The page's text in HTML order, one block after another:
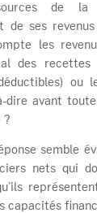
de la
de ses
les
des recettes
ou
dire avant
?
semble
nets qui
capacités